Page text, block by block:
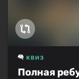
Полная
КВИЗ